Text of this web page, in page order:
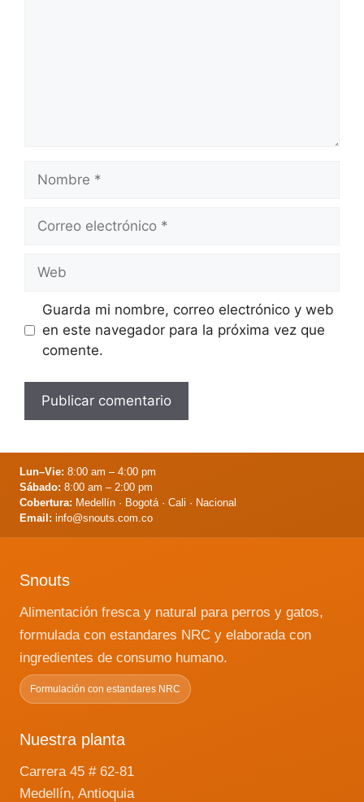
Nombre
Correo
Web
Guarda mi nombre, correo electrónico y web
en este navegador para la próxima vez que
comente.
Lun–Vie: 8:00 am – 4:00 pm
Sábado: 8:00 am – 2:00 pm
Cobertura: Medellín · Bogotá · Cali · Nacional
Email: info@snouts.com.co
Snouts
Alimentación fresca y natural para perros y gatos,
formulada con estandares NRC y elaborada con
ingredientes de consumo humano.
Formulación con estandares NRC
Nuestra planta
Carrera 45 # 62-81
Medellín, Antioquia